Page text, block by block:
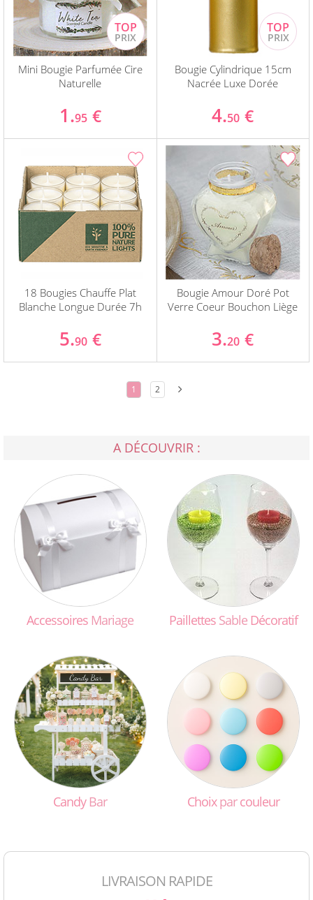
Mini Bougie Parfumée Cire
Naturelle
1.95 €
Bougie Cylindrique 15cm
Nacrée Luxe Dorée
4.50 €
18 Bougies Chauffe Plat
Blanche Longue Durée 7h
5.90 €
Bougie Amour Doré Pot
Verre Coeur Bouchon Liège
3.20 €
1 2
A DÉCOUVRIR :
Accessoires Mariage Paillettes SableDécoratif
CandyBar Choixparcouleur
LIVRAISON RAPIDE